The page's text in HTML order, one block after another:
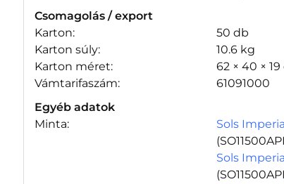
Csomagolás / export
Karton:
50 db
Karton súly:
10.6 kg
Karton méret:
62 × 40 ×
Vámtarifaszám:
61091000
Egyéb adatok
Minta:
Sols
Sols